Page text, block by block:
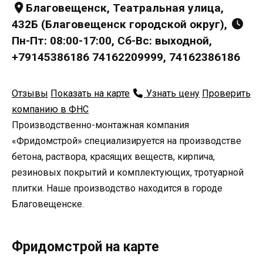
Благовещенск, Театральная улица,
432Б (Благовещенск городской округ),
Пн-Пт: 08:00-17:00, Сб-Вс: выходной,
+79145386186 74162209999, 74162386186
Отзывы Показать на карте Узнать цену Проверить
компанию в ФНС
Производственно-монтажная компания
«Фридомстрой» специализируется на производстве
бетона, раствора, красящих веществ, кирпича,
резиновых покрытий и комплектующих, тротуарной
плитки. Наше производство находится в городе
Благовещенске.
Фридомстрой на карте